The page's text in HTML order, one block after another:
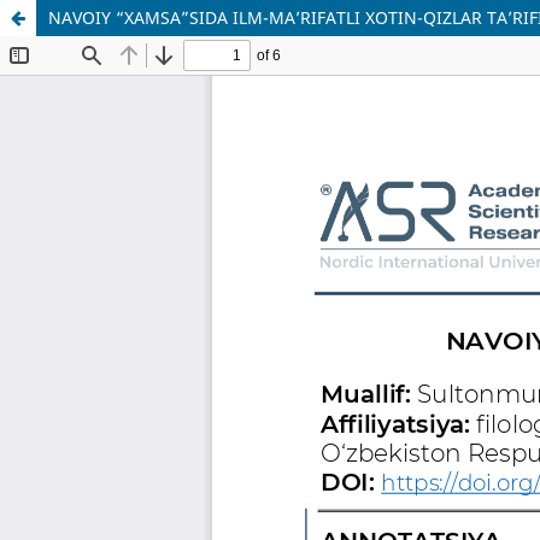
NAVOIY “XAMSA”SIDA ILM-MA’RIFATLI XOTIN-QIZLAR